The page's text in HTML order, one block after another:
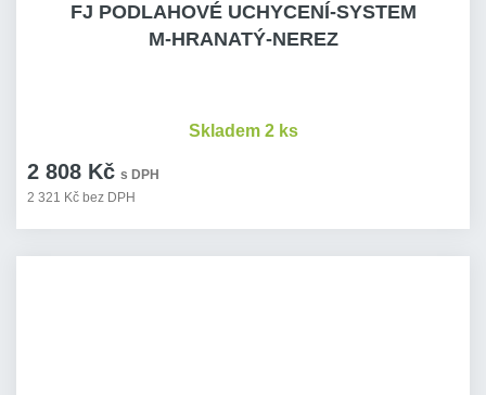
FJ PODLAHOVÉ UCHYCENÍ-SYSTEM
M-HRANATÝ-NEREZ
2 808 Kč s DPH
2 321 Kč bez DPH
Skladem 2 ks